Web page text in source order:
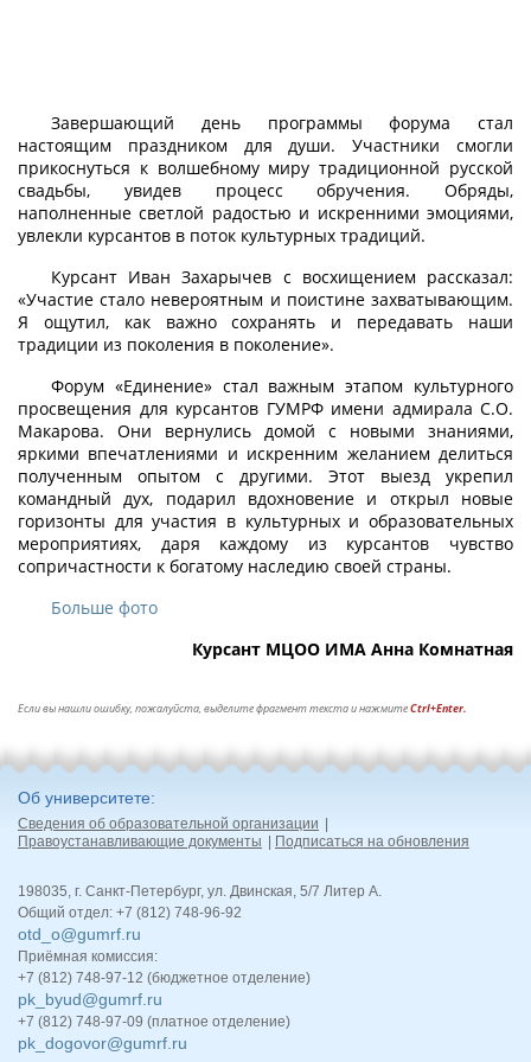
Завершающий день программы форума стал
настоящим праздником для души. Участники смогли
прикоснуться к волшебному миру традиционной русской
свадьбы, увидев процесс обручения. Обряды,
наполненные светлой радостью и искренними эмоциями,
увлекли курсантов в поток культурных традиций.
Курсант Иван Захарычев с восхищением рассказал:
«Участие стало невероятным и поистине захватывающим.
Я ощутил, как важно сохранять и передавать наши
традиции из поколения в поколение».
Форум «Единение» стал важным этапом культурного
просвещения для курсантов ГУМРФ имени адмирала С.О.
Макарова. Они вернулись домой с новыми знаниями,
яркими впечатлениями и искренним желанием делиться
полученным опытом с другими. Этот выезд укрепил
командный дух, подарил вдохновение и открыл новые
горизонты для участия в культурных и образовательных
мероприятиях, даря каждому из курсантов чувство
сопричастности к богатому наследию своей страны.
Больше фото
Курсант МЦОО ИМА Анна Комнатная
Если вы нашли ошибку, пожалуйста, выделите фрагмент текста и нажмитеCtrl+Enter.
Об университете
Сведения об образовательной организации
Правоустанавливающие документы
Подписаться на обновления
198035, г. Санкт-Петербург, ул. Двинская, 5/7 Литер А.
Общий отдел: +7 (812) 748-96-92
otd_o@gumrf.ru
Приёмная комиссия:
+7 (812) 748-97-12 (бюджетное отделение)
pk_byud@gumrf.ru
+7 (812) 748-97-09 (платное отделение)
pk_dogovor@gumrf.ru